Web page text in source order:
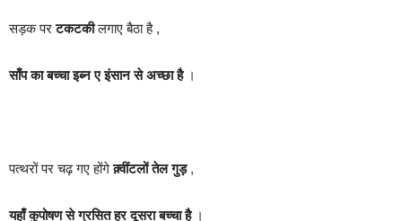
सड़क परटकटकीलगाए बैठा है ,
साँप का बच्चा इब्न ए इंसान से अच्छा है।
पत्थरों पर चढ़ गए होंगेक़्वींटलों तेल गुड़,
यहाँ कुपोषण से ग्रसित हर दूसरा बच्चा है ।